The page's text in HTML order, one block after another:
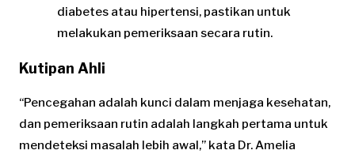
diabetes atau hipertensi, pastikan untuk
melakukan pemeriksaan secara rutin.
Kutipan Ahli
“Pencegahan adalah kunci dalam menjaga kesehatan,
dan pemeriksaan rutin adalah langkah pertama untuk
mendeteksi masalah lebih awal,” kata Dr. Amelia